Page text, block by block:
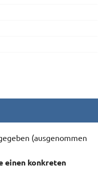
(ausgenommen
einen konkreten